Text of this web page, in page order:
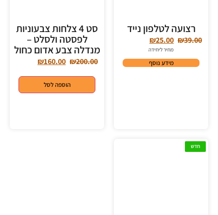
רצועה לטלפון נייד
₪39.00
₪25.00
מחיר ליחידה
מידע נוסף
סט 4 צלחות צבעוניות
לפסטה ולסלט –
מנדלה צבע אדום כחול
₪200.00
₪160.00
הוספה לסל
חדש